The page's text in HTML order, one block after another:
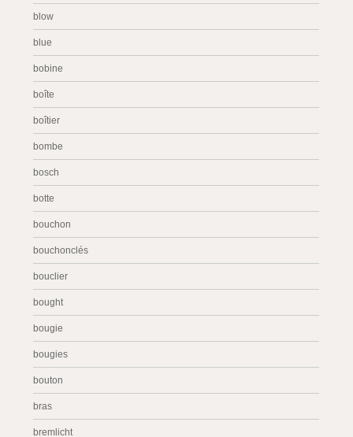
blow
blue
bobine
boîte
boîtier
bombe
bosch
botte
bouchon
bouchonclés
bouclier
bought
bougie
bougies
bouton
bras
bremlicht